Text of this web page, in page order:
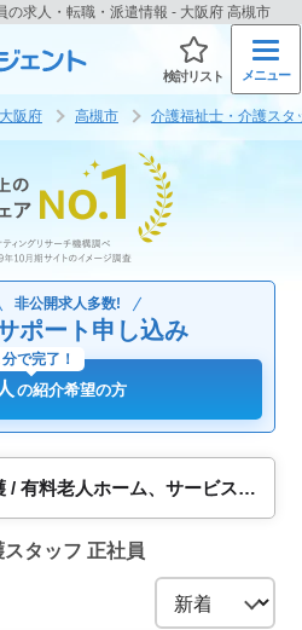
の求人・転職・派遣情報 - 大阪府 高槻市
検討リスト メニュー
大阪府 高槻市 介護福祉士・介護スタ
非公開求人多数!
ポート申し込み
の紹介希望の方
分で完了！
/ 有料老人ホーム、サービス付
規模多機能、特別養護老人ホ
設、訪問介護・訪問入浴、病
助手 / 正社員
タッフ 正社員